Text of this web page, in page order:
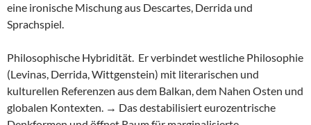
eine ironische Mischung aus Descartes, Derrida und
Sprachspiel.
Philosophische Hybridität. Er verbindet westliche Philosophie
(Levinas, Derrida, Wittgenstein) mit literarischen und
kulturellen Referenzen aus dem Balkan, dem Nahen Osten und
globalen Kontexten. → Das destabilisiert eurozentrische